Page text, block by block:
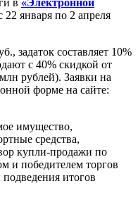
в «Электронной
22 января по 2 апреля
задаток составляет 10%
с 40% скидкой от
рублей). Заявки на
форме на сайте:
имущество,
средства,
купли-продажи по
и победителем торгов
итогов